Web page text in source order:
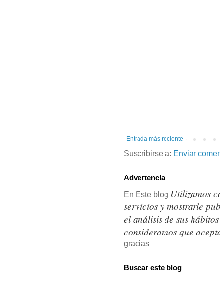
Entrada más reciente
Suscribirse a: Enviar
Advertencia
En Este blog Utilizamos
servicios y mostrarle
el análisis de sus
consideramos que
gracias
Buscar este blog